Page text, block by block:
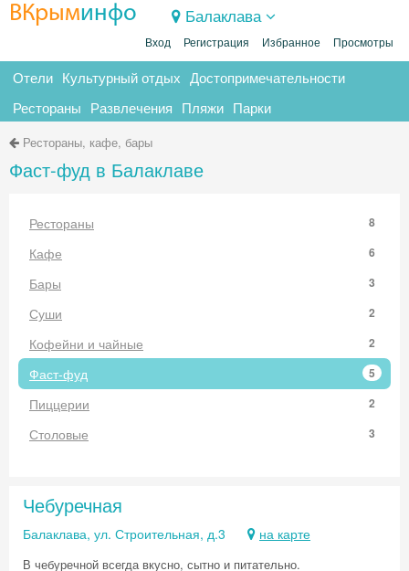
ВКрыминфо Балаклава
Вход Регистрация Избранное Просмотры
Отели Культурный отдых Достопримечательности
Рестораны Развлечения Пляжи Парки
Рестораны, кафе, бары
Фаст-фуд в Балаклаве
Рестораны 8
Кафе 6
Бары 3
Суши 2
Кофейни и чайные 2
Фаст-фуд 5
Пиццерии 2
Столовые 3
Чебуречная
Балаклава, ул. Строительная, д.3 на карте
В чебуречной всегда вкусно, сытно и питательно.